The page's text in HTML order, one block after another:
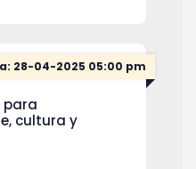
28-04-2025 05:00 pm
para
cultura y